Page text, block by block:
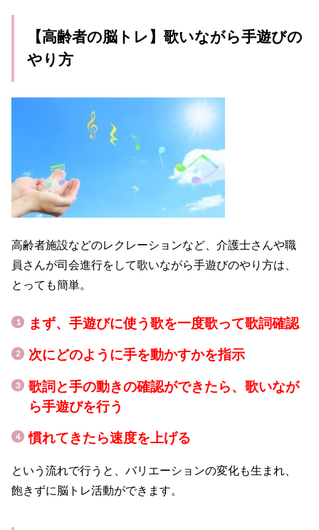
【高齢者の脳トレ】歌いながら手遊びの
やり方
高齢者施設などのレクレーションなど、介護士さんや職
員さんが司会進行をして歌いながら手遊びのやり方は、
とっても簡単。
まず、手遊びに使う歌を一度歌って歌詞確認
次にどのように手を動かすかを指示
歌詞と手の動きの確認ができたら、歌いなが
ら手遊びを行う
慣れてきたら速度を上げる
という流れで行うと、バリエーションの変化も生まれ、
飽きずに脳トレ活動ができます。